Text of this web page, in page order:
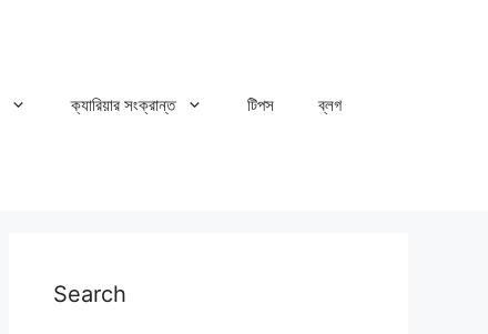
ক্যারিয়ার সংক্রান্ত টিপস ব্লগ
Search